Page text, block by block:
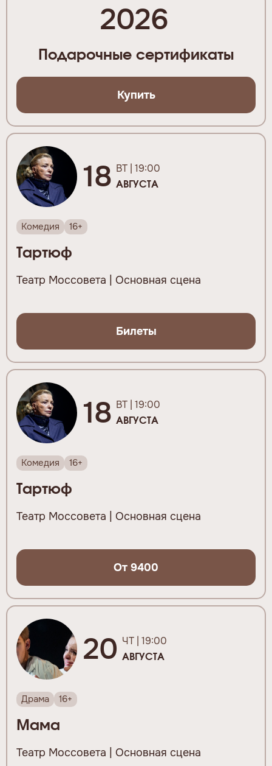
2026
Подарочные сертификаты
Купить
18 ВТ | 19:00
АВГУСТА
Комедия 16+
Тартюф
Театр Моссовета | Основная сцена
Билеты
18 ВТ | 19:00
АВГУСТА
Комедия 16+
Тартюф
Театр Моссовета | Основная сцена
От 9400
20 ЧТ | 19:00
АВГУСТА
Драма 16+
Мама
Театр Моссовета | Основная сцена